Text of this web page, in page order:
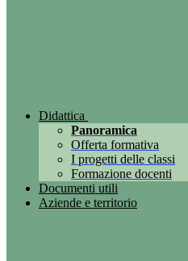
Didattica
Panoramica
Offerta formativa
I progetti delle classi
Formazione docenti
Documenti utili
Aziende e territorio